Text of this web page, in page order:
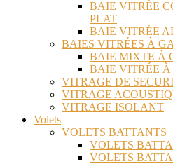
BAIE VITRÉE
PLAT
BAIE VITRÉE
BAIES VITRÉES À
BAIE MIXTE À
BAIE VITRÉE
VITRAGE DE
VITRAGE
VITRAGE ISOLANT
Volets
VOLETS BATTANTS
VOLETS
VOLETS